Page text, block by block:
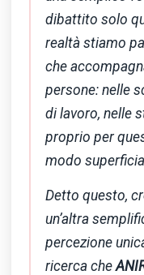
dibattito solo
realtà stiamo
che
persone: nelle
di lavoro, nelle
proprio per
modo
Detto questo,
un’altra
percezione
ricerca che